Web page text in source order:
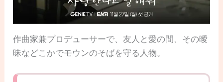
作曲家兼プロデューサーで、友人と愛の間、その曖
昧などこかでモウンのそばを守る人物。